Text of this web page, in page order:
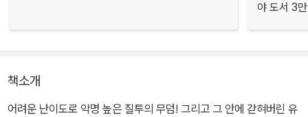
야 도서 3
책소개
어려운 난이도로 악명 높은 질투의 무덤! 그리고 그 안에 갇혀버린 유